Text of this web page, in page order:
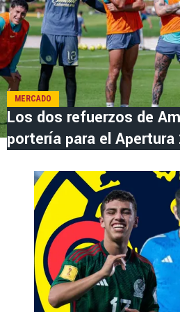
MERCADO
Los dos refuerzos de
portería para el Apertura